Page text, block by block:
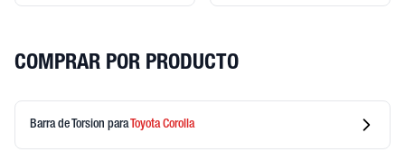
COMPRAR POR PRODUCTO
Barra de Torsion paraToyotaCorolla